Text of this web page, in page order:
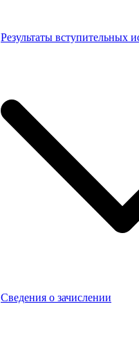
Результаты вступительных
Сведения о зачислении